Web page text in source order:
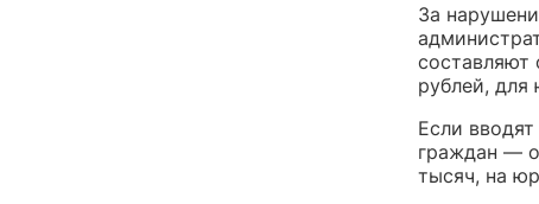
За
рублей,
Если
граждан —
тысяч, на